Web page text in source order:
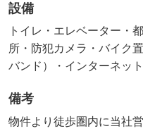
設備
トイレ・エレベーター・
所・防犯カメラ・バイク
バンド）・インターネッ
備考
物件より徒歩圏内に当社